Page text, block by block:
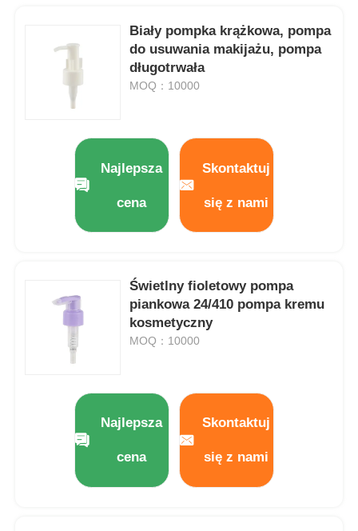
Biały pompka krążkowa, pompa
do usuwania makijażu, pompa
długotrwała
MOQ：10000
Najlepsza
cena
Skontaktuj
się z nami
Świetlny fioletowy pompa
piankowa 24/410 pompa kremu
kosmetyczny
MOQ：10000
Najlepsza
cena
Skontaktuj
się z nami